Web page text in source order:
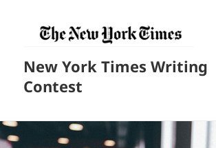
New York Times Writing
Contest